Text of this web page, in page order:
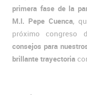
primera fase de la
M.I. Pepe Cuenca,
próximo congreso
consejos para
brillante trayectoria